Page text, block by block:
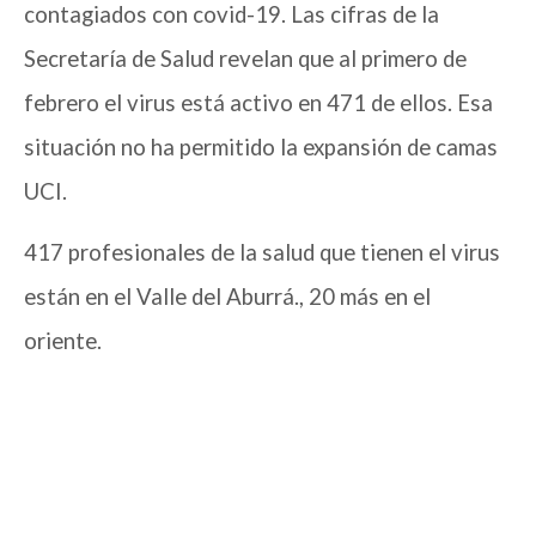
contagiados con covid-19. Las cifras de la
Secretaría de Salud revelan que al primero de
febrero el virus está activo en 471 de ellos. Esa
situación no ha permitido la expansión de camas
UCI.
417 profesionales de la salud que tienen el virus
están en el Valle del Aburrá., 20 más en el
oriente.